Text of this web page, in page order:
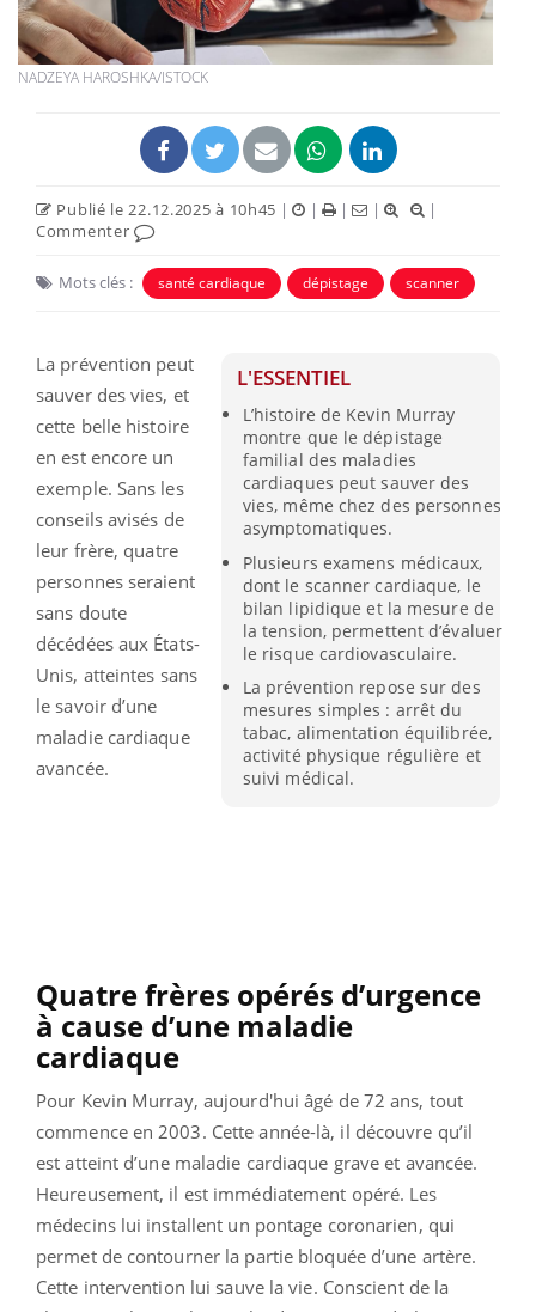
NADZEYA HAROSHKA/ISTOCK
Publié le 22.12.2025 à 10h45 | | | |
|
Commenter
Mots clés : santé cardiaque dépistage scanner
L'ESSENTIEL
L’histoire de Kevin Murray
montre que le dépistage
familial des maladies
cardiaques peut sauver des
vies, même chez des personnes
asymptomatiques.
Plusieurs examens médicaux,
dont le scanner cardiaque, le
bilan lipidique et la mesure de
la tension, permettent d’évaluer
le risque cardiovasculaire.
La prévention repose sur des
mesures simples : arrêt du
tabac, alimentation équilibrée,
activité physique régulière et
suivi médical.
La prévention peut
sauver des vies, et
cette belle histoire
en est encore un
exemple. Sans les
conseils avisés de
leur frère, quatre
personnes seraient
sans doute
décédées aux États-
Unis, atteintes sans
le savoir d’une
maladie cardiaque
avancée.
Quatre frères opérés d’urgence
à cause d’une maladie
cardiaque
Pour Kevin Murray, aujourd'hui âgé de 72 ans, tout
commence en 2003. Cette année-là, il découvre qu’il
est atteint d’une maladie cardiaque grave et avancée.
Heureusement, il est immédiatement opéré. Les
médecins lui installent un pontage coronarien, qui
permet de contourner la partie bloquée d’une artère.
Cette intervention lui sauve la vie. Conscient de la